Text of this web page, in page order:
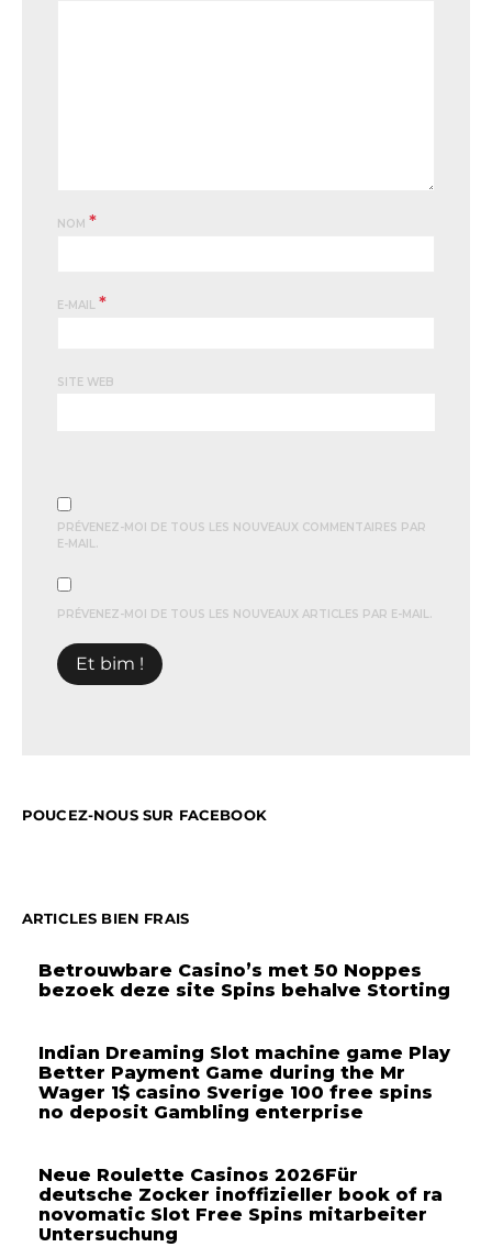
NOM *
E-MAIL *
SITE WEB
PRÉVENEZ-MOI DE TOUS LES NOUVEAUX COMMENTAIRES PAR
E-MAIL.
PRÉVENEZ-MOI DE TOUS LES NOUVEAUX ARTICLES PAR E-MAIL.
POUCEZ-NOUS SUR FACEBOOK
ARTICLES BIEN FRAIS
Betrouwbare Casino’s met 50 Noppes
bezoek deze site Spins behalve Storting
Indian Dreaming Slot machine game Play
Better Payment Game during the Mr
Wager 1$ casino Sverige 100 free spins
no deposit Gambling enterprise
Neue Roulette Casinos 2026Für
deutsche Zocker inoffizieller book of ra
novomatic Slot Free Spins mitarbeiter
Untersuchung